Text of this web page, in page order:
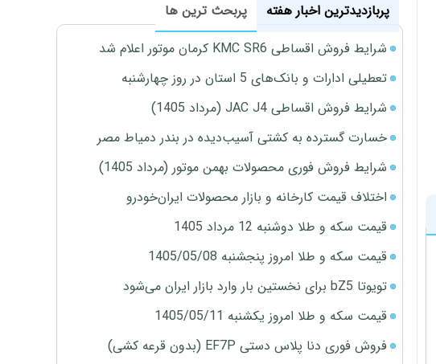
پربازدیدترین اخبار هفته
پربحث ترین ها
شرایط فروش اقساطی KMC SR6 کرمان موتور اعلام شد
تعطیلی ادارات و بانک‌های 5 استان در روز چهارشنبه
شرایط فروش اقساطی JAC J4 (مرداد 1405)
خسارت گسترده به کشتی آسیب‌دیده در بندر دمیاط مصر
شرایط فروش فوری محصولات بهمن موتور (مرداد 1405)
اختلاف قیمت کارخانه و بازار محصولات ایران‌خودرو
قیمت سکه و طلا دوشنبه 12 مرداد 1405
قیمت سکه و طلا امروز پنجشنبه 1405/05/08
تویوتا bZ5 برای نخستین بار وارد بازار ایران می‌شود
قیمت سکه و طلا امروز یکشنبه 1405/05/11
فروش فوری دنا پلاس دستی EF7P (بدون قرعه کشی)